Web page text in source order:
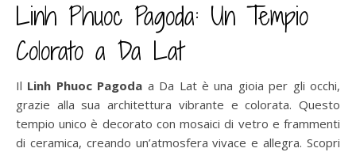
Linh Phuoc Pagoda: Un Tempio
Colorato a Da Lat
Il Linh Phuoc Pagoda a Da Lat è una gioia per gli occhi,
grazie alla sua architettura vibrante e colorata. Questo
tempio unico è decorato con mosaici di vetro e frammenti
di ceramica, creando un’atmosfera vivace e allegra. Scopri